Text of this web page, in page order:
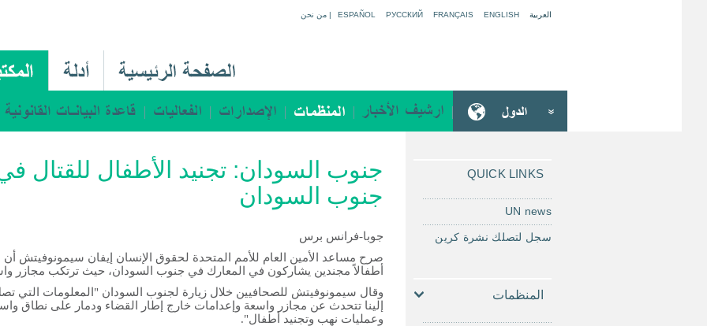
العربية ENGLISH
FRANÇAIS
РУССКИЙ
ESPAÑOL
| من نحن
M
i
n
e
n
u
ك
جنوب السودان: تجنيد الأطفال للقتال
جنوب السودان
جوبا-فرانس برس
صرح مساعد الأمين العام للأمم المتحدة لحقوق الإنسان إيفان سيمونوفيتش أن
أطفالاً مجندين يشاركون في المعارك في جنوب السودان، حيث ترتكب مجازر
وقال سيمونوفيتش للصحافيين خلال زيارة لجنوب السودان "المعلومات التي
إلينا تتحدث عن مجازر واسعة وإعدامات خارج إطار القضاء ودمار على نطاق
وعمليات نهب وتجنيد أطفال".
QUICK LINKS
UN news
سجل لتصلك نشرة كرين
المنظمات